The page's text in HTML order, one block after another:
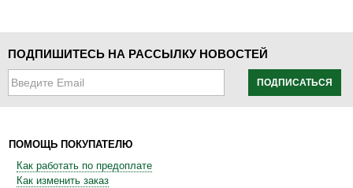
ПОДПИШИТЕСЬ НА РАССЫЛКУ НОВОСТЕЙ
ПОДПИСАТЬСЯ
ПОМОЩЬ ПОКУПАТЕЛЮ
Как работать по предоплате
Как изменить заказ